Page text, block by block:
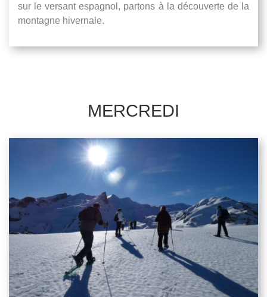
sur le versant espagnol, partons à la découverte de la
montagne hivernale.
MERCREDI